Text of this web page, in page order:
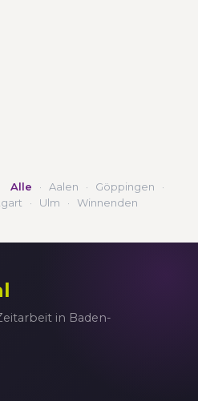
Alle · Aalen · Göppingen
·
· Ulm · Winnenden
in Baden-